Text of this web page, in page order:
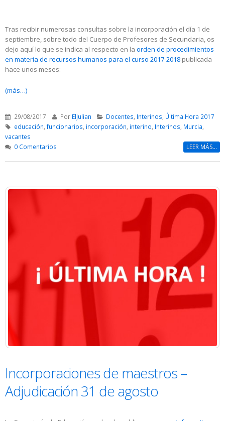
Tras recibir numerosas consultas sobre la incorporación el día 1 de
septiembre, sobre todo del Cuerpo de Profesores de Secundaria, os
dejo aquí lo que se indica al respecto en la orden de procedimientos
en materia de recursos humanos para el curso 2017-2018 publicada
hace unos meses:
(más…)
29/08/2017 Por ElJulian Docentes, Interinos, Última Hora 2017
educación, funcionarios, incorporación, interino, Interinos, Murcia,
vacantes
0 Comentarios
LEER MÁS...
Incorporaciones de maestros –
Adjudicación 31 de agosto